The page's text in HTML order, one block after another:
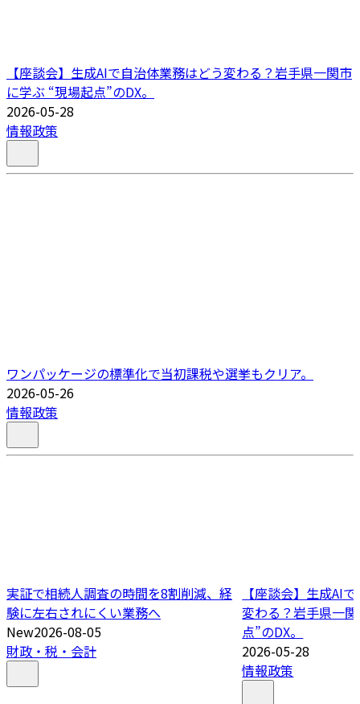
【座談会】生成AIで自治体業務はどう変わる？岩手県一関市
に学ぶ “現場起点”のDX。
2026-05-28
情報政策
ワンパッケージの標準化で当初課税や選挙もクリア。
2026-05-26
情報政策
実証で相続人調査の時間を8割削減、経
験に左右されにくい業務へ
New2026-08-05
財政・税・会計
【座談会】生成AI
変わる？岩手県一
点”のDX。
2026-05-28
情報政策